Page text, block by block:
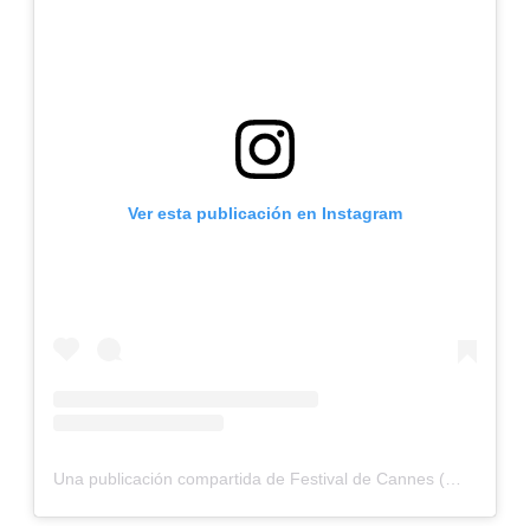
Ver esta publicación en Instagram